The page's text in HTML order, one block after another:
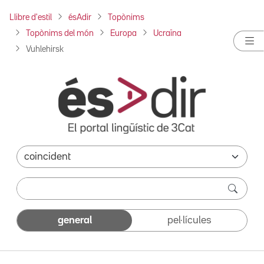
Llibre d'estil ésAdir Topònims
Topònims del món Europa Ucraïna
Vuhlehirsk
general pel·lícules